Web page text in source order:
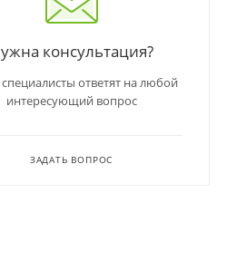
консультация?
ответят на любой
интересующий вопрос
ЗАДАТЬ ВОПРОС